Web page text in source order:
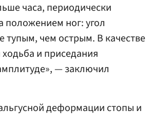
часа, периодически
положением ног: угол
тупым, чем острым. В качестве
и приседания
— заключил
деформации стопы и